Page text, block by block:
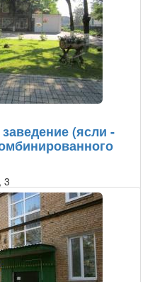
(ясли -
3